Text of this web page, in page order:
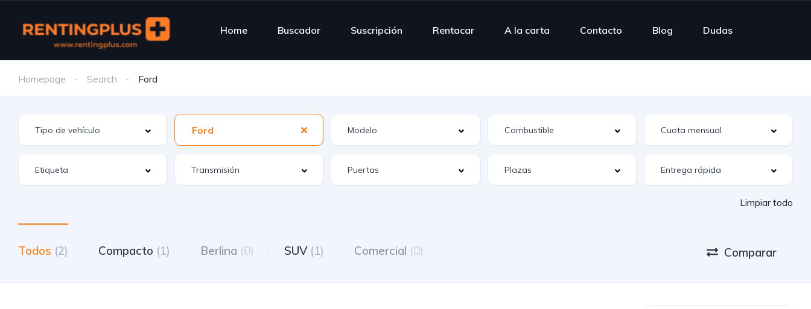
Home Buscador Suscripción Rentacar A la carta Contacto Blog Dudas
Homepage Search Ford
Ford
Limpiar todo
Todos (2) Compacto (1) Berlina (0) SUV (1) Comercial (0) Comparar